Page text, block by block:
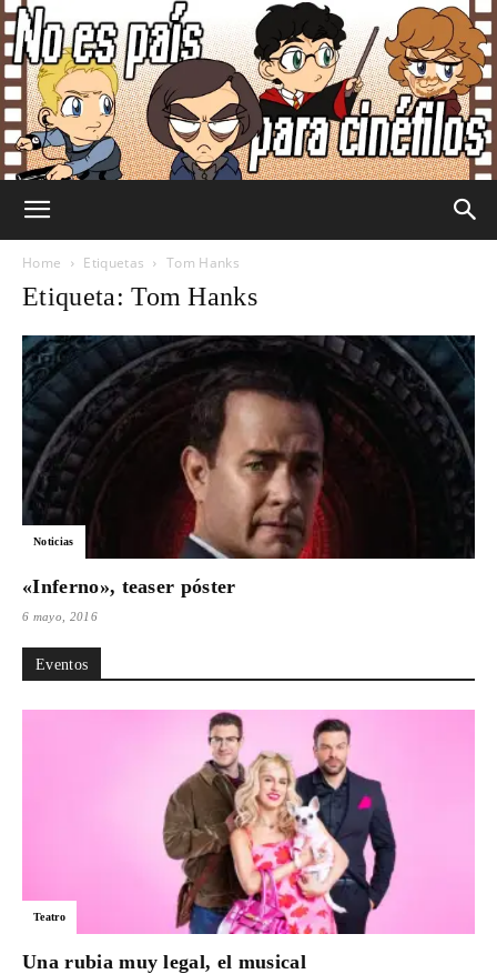
Para
Home Etiquetas Tom Hanks
Etiqueta: Tom Hanks
Noticias
«Inferno», teaser póster
6 mayo, 2016
Eventos
Teatro
Una rubia muy legal, el musical